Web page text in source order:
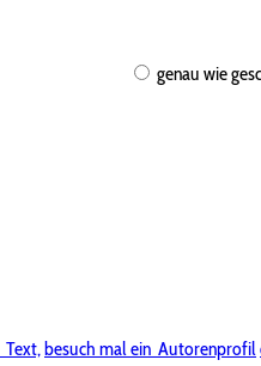
genau wie
Text,besuch mal ein Autorenprofil